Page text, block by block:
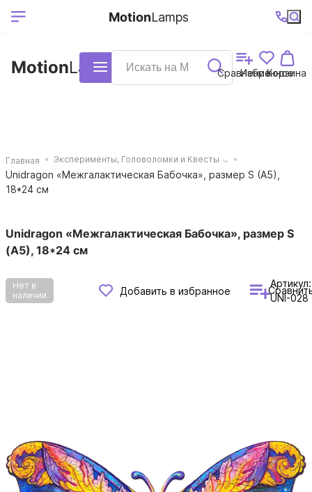
Ваш регион
Выберите ваш
+7 (495)740-
38-68
График
работы
MotionLamps Каталог Сравнение
Избранное
Корзина
MotionLamps
Главная Эксперименты, Головоломки и Квесты
Unidragon «Межгалактическая Бабочка», размер S (A5),
18*24 см
Unidragon «Межгалактическая Бабочка», размер S
(A5), 18*24 см
Нет в
наличии
Добавить в избранное
Артикул:
UNI-028